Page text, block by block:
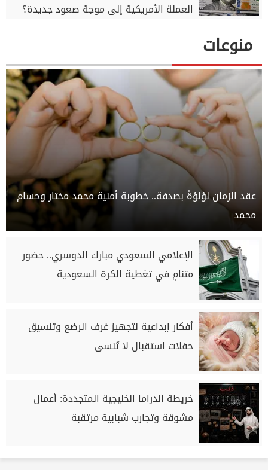
العملة الأمريكية إلى موجة صعود جديدة؟
منوعات
عقد الزمان لؤلؤةً بصدفة.. خطوبة أمنية محمد مختار وحسام
محمد
الإعلامي السعودي مبارك الدوسري.. حضور
متنامٍ في تغطية الكرة السعودية
أفكار إبداعية لتجهيز غرف الرضع وتنسيق
حفلات استقبال لا تُنسى
خريطة الدراما الخليجية المتجددة: أعمال
مشوقة وتجارب شبابية مرتقبة